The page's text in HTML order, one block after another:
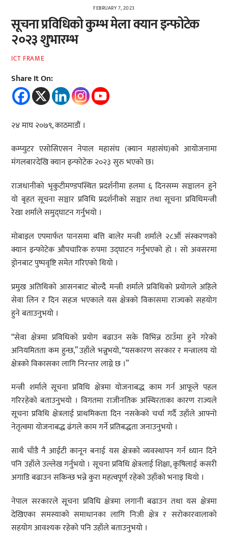
FEBRUARY 7, 2023
सूचना प्रविधिको कुम्भ मेला क्यान इन्फोटेक
२०२३ शुभारम्भ
ICT FRAME
Share It On:
२४ माघ २०७९, काठमाडौं ।
कम्प्युटर एसोसिएसन नेपाल महासंघ (क्यान महासंघ)को आयोजनामा
मंगलबारदेखि क्यान इन्फोटेक २०२३ सुरु भएको छ।
राजधानीको भृकुटीमण्डपस्थित प्रदर्शनीमा हलमा ६ दिनसम्म सञ्चालन हुने
यो बृहत सूचना सञ्चार प्रविधि प्रदर्शनीको सञ्चार तथा सूचना प्रविधिमन्त्री
रेखा शर्माले समुद्घाटन गर्नुभयो ।
मोबाइल एपमार्फत पानसमा बत्ति बालेर मन्त्री शर्माले २८औं संस्करणको
क्यान इन्फोटेक औपचारिक रुपमा उद्घाटन गर्नुभएको हो । सो अवसरमा
ड्रोनबाट पुष्पवृष्टि समेत गरिएको थियो ।
प्रमुख अतिथिको आसनबाट बोल्दै मन्त्री शर्माले प्रविधिको प्रयोगले अहिले
सेवा लिन र दिन सहज भएकाले यस क्षेत्रको विकासमा राज्यको सहयोग
हुने बताउनुभयो ।
“सेवा क्षेत्रमा प्रविधिको प्रयोग बढाउन सके विभिन्न ठाउँमा हुने गरेको
अनियमितता कम हुन्छ,” उहाँले भन्नुभयो, “यसकारण सरकार र मन्त्रालय यो
क्षेत्रको विकासका लागि निरन्तर लाग्ने छ ।”
मन्त्री शर्माले सूचना प्रविधि क्षेत्रमा योजनाबद्ध काम गर्न आफूले पहल
गरिरहेको बताउनुभयो । विगतमा राजीनतिक अस्थिरताका कारण राज्यले
सूचना प्रविधि क्षेत्रलाई प्राथमिकता दिन नसकेको चर्चा गर्दै उहाँले आफ्नो
नेतृत्वमा योजनाबद्ध ढंगले काम गर्ने प्रतिबद्धता जनाउनुभयो ।
साथै चाँडै नै आईटी कानून बनाई यस क्षेत्रको व्यवस्थापन गर्न ध्यान दिने
पनि उहाँले उल्लेख गर्नुभयो । सूचना प्रविधि क्षेत्रलाई शिक्षा, कृषिलाई कसरी
अगाडि बढाउन सकिन्छ भन्ने कुरा महत्वपूर्ण रहेको उहाँको भनाइ थियो ।
नेपाल सरकारले सूचना प्रविधि क्षेत्रमा लगानी बढाउन तथा यस क्षेत्रमा
देखिएका समस्याको समाधानका लागि निजी क्षेत्र र सरोकारवालाको
सहयोग आवश्यक रहेको पनि उहाँले बताउनुभयो ।